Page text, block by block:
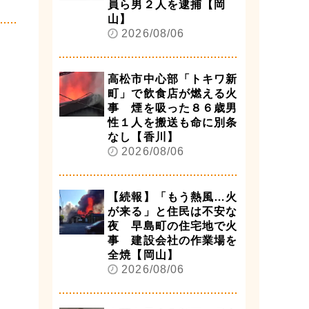
員ら男２人を逮捕【岡
山】
2026/08/06
高松市中心部「トキワ新
町」で飲食店が燃える火
事 煙を吸った８６歳男
性１人を搬送も命に別条
なし【香川】
2026/08/06
【続報】「もう熱風…火
が来る」と住民は不安な
夜 早島町の住宅地で火
事 建設会社の作業場を
全焼【岡山】
2026/08/06